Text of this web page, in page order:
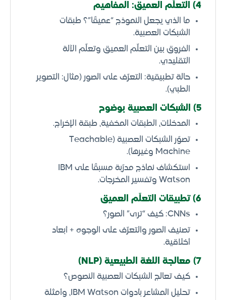
4) التعلّم العميق: المفاهيم
ما الذي يجعل النموذج “عميقًا”؟ طبقات
الشبكات العصبية.
الفروق بين التعلّم العميق وتعلّم الآلة
التقليدي.
حالة تطبيقية: التعرّف على الصور (مثال: التصوير
الطبي).
5) الشبكات العصبية بوضوح
المدخلات، الطبقات المخفية، طبقة الإخراج.
تصوّر الشبكات العصبية (Teachable
Machine وغيرها).
استكشاف نماذج مدرّبة مسبقًا على IBM
Watson وتفسير المخرجات.
6) تطبيقات التعلّم العميق
CNNs: كيف “ترى” الصور؟
تصنيف الصور والتعرّف على الوجوه + أبعاد
أخلاقية.
7) معالجة اللغة الطبيعية (NLP)
كيف تعالج الشبكات العصبية النصوص؟
تحليل المشاعر بأدوات IBM Watson، وأمثلة